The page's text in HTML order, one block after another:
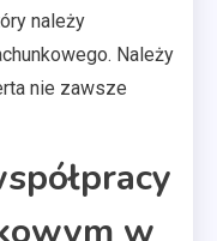
należy
Należy
nie zawsze